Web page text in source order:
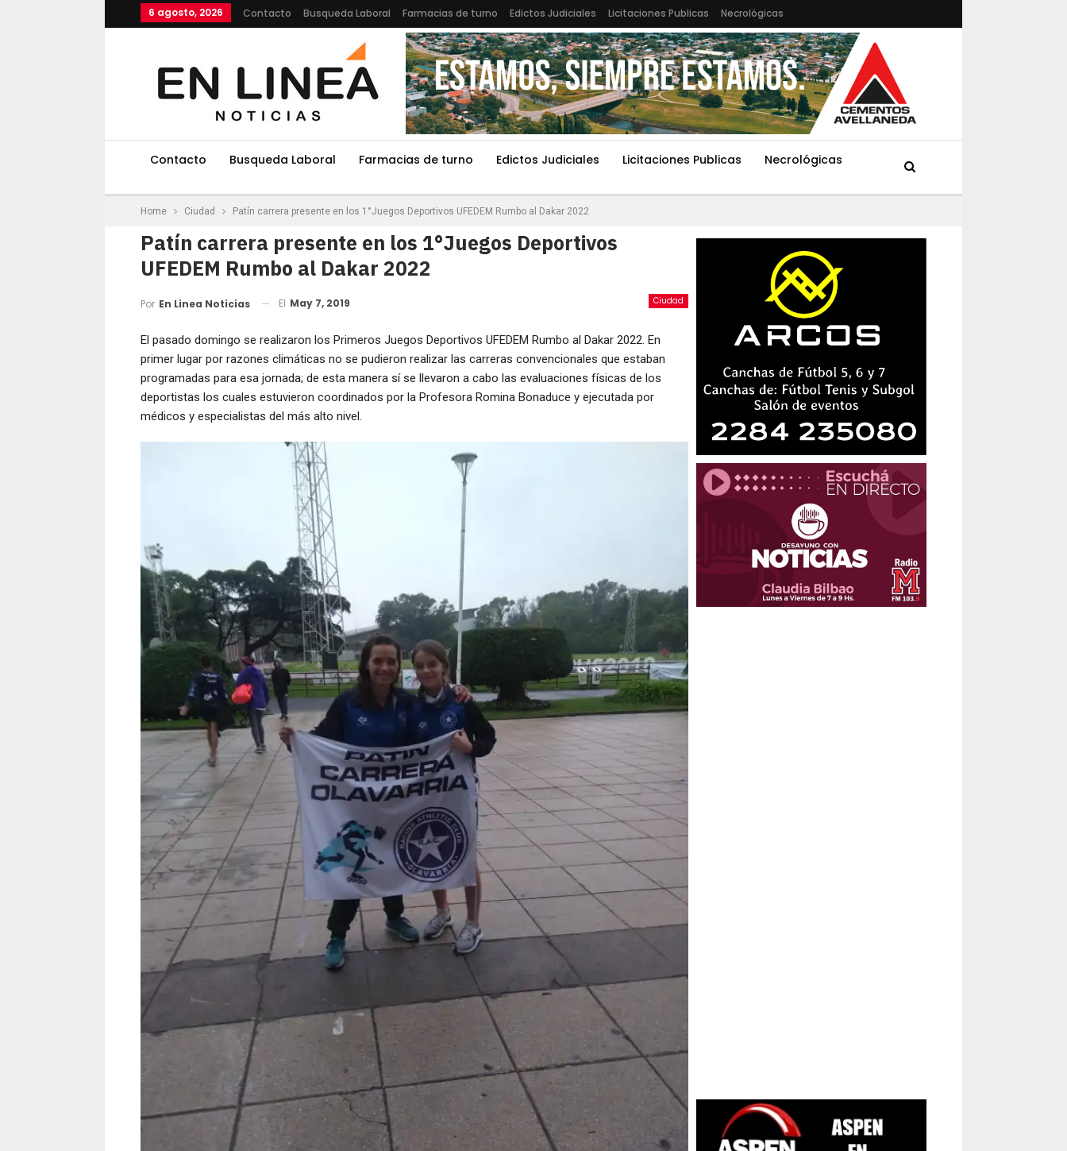
6 agosto, 2026 Contacto Busqueda Laboral Farmacias de turno Edictos Judiciales Licitaciones Publicas Necrológicas
Contacto Busqueda Laboral Farmacias de turno Edictos Judiciales Licitaciones Publicas Necrológicas
Home Ciudad Patín carrera presente en los 1°Juegos Deportivos UFEDEM Rumbo al Dakar 2022
Patín carrera presente en los 1°Juegos Deportivos
UFEDEM Rumbo al Dakar 2022
Ciudad
Por En Linea Noticias El May 7, 2019
El pasado domingo se realizaron los Primeros Juegos Deportivos UFEDEM Rumbo al Dakar 2022. En
primer lugar por razones climáticas no se pudieron realizar las carreras convencionales que estaban
programadas para esa jornada; de esta manera sí se llevaron a cabo las evaluaciones físicas de los
deportistas los cuales estuvieron coordinados por la Profesora Romina Bonaduce y ejecutada por
médicos y especialistas del más alto nivel.